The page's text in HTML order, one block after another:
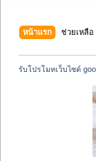
หน้าแรก ช่วยเหลือ
รับโปรโมทเว็บไซต์